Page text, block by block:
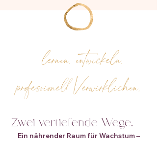
lernen. entwickeln.
professionell Verwirklichen.
Zwei vertiefende Wege.
Ein nährender Raum für Wachstum –